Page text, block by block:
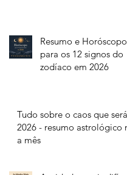
Resumo e Horóscopo
para os 12 signos do
zodíaco em 2026
Tudo sobre o caos que será
2026 - resumo astrológico
a mês